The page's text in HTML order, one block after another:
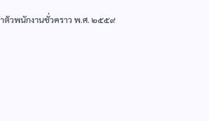
ตัวพนักงานชั่วคราว พ.ศ. ๒๕๕๙